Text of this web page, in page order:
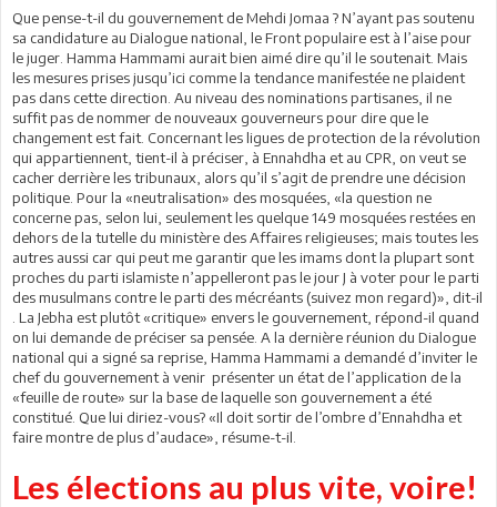
Que pense-t-il du gouvernement de Mehdi Jomaa ? N’ayant pas soutenu
sa candidature au Dialogue national, le Front populaire est à l’aise pour
le juger. Hamma Hammami aurait bien aimé dire qu’il le soutenait. Mais
les mesures prises jusqu’ici comme la tendance manifestée ne plaident
pas dans cette direction. Au niveau des nominations partisanes, il ne
suffit pas de nommer de nouveaux gouverneurs pour dire que le
changement est fait. Concernant les ligues de protection de la révolution
qui appartiennent, tient-il à préciser, à Ennahdha et au CPR, on veut se
cacher derrière les tribunaux, alors qu’il s’agit de prendre une décision
politique. Pour la «neutralisation» des mosquées, «la question ne
concerne pas, selon lui, seulement les quelque 149 mosquées restées en
dehors de la tutelle du ministère des Affaires religieuses; mais toutes les
autres aussi car qui peut me garantir que les imams dont la plupart sont
proches du parti islamiste n’appelleront pas le jour J à voter pour le parti
des musulmans contre le parti des mécréants (suivez mon regard)», dit-il
. La Jebha est plutôt «critique» envers le gouvernement, répond-il quand
on lui demande de préciser sa pensée. A la dernière réunion du Dialogue
national qui a signé sa reprise, Hamma Hammami a demandé d’inviter le
chef du gouvernement à venir présenter un état de l’application de la
«feuille de route» sur la base de laquelle son gouvernement a été
constitué. Que lui diriez-vous? «Il doit sortir de l’ombre d’Ennahdha et
faire montre de plus d’audace», résume-t-il.
Les élections au plus vite, voire!